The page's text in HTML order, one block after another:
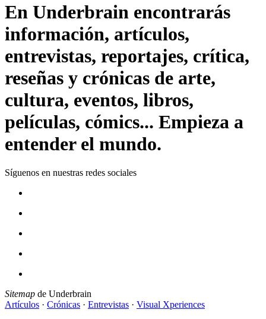
En Underbrain encontrarás
información, artículos,
entrevistas, reportajes, crítica,
reseñas y crónicas de arte,
cultura, eventos, libros,
películas, cómics... Empieza a
entender el mundo.
Síguenos en nuestras redes sociales
Sitemap de Underbrain
Artículos · Crónicas · Entrevistas · Visual Xperiences